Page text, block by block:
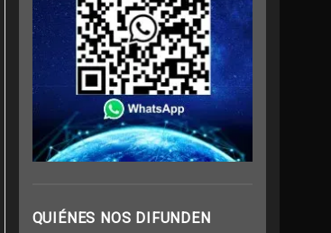
QUIÉNES NOS DIFUNDEN